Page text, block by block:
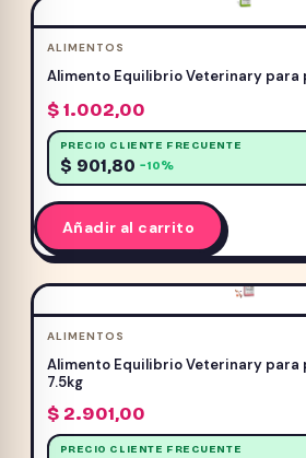
ALIMENTOS
Alimento Equilibrio Veterinary para
$1.002,00
PRECIO CLIENTE FRECUENTE
$ 901,80 −10%
Añadir al carrito
ALIMENTOS
Alimento Equilibrio Veterinary para
7.5kg
$2.901,00
PRECIO CLIENTE FRECUENTE